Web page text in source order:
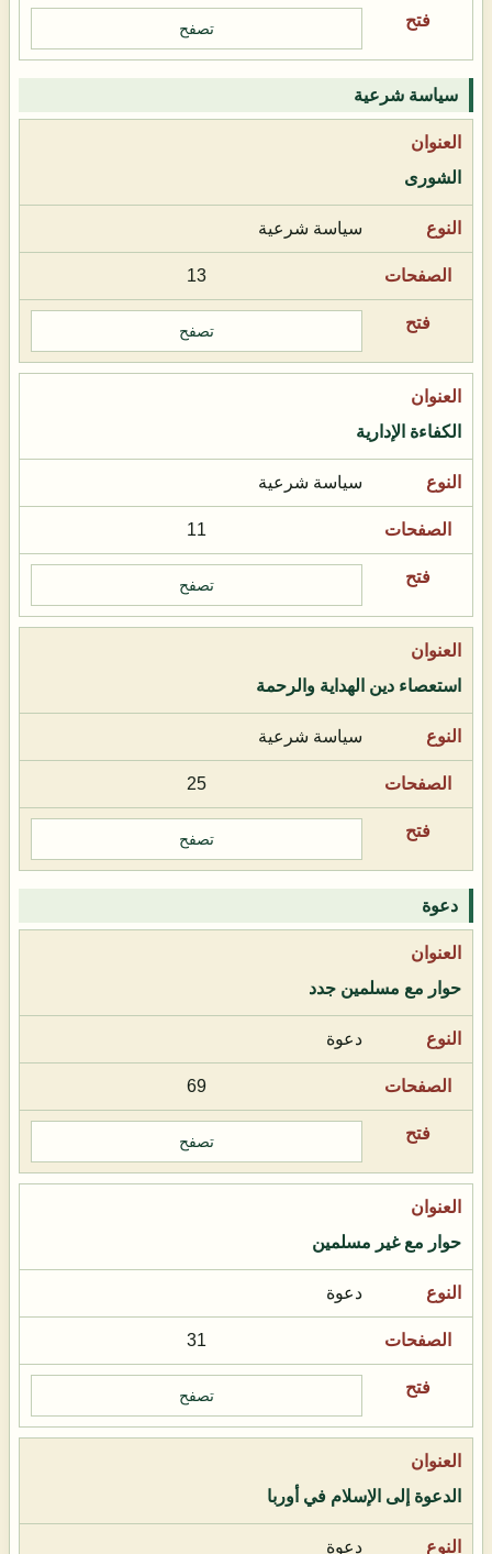
تصفح
سياسة شرعية
الشورى
سياسة شرعية
13
تصفح
الكفاءة الإدارية
سياسة شرعية
11
تصفح
استعصاء دين الهداية والرحمة
سياسة شرعية
25
تصفح
دعوة
حوار مع مسلمين جدد
دعوة
69
تصفح
حوار مع غير مسلمين
دعوة
31
تصفح
الدعوة إلى الإسلام في أوربا
دعوة